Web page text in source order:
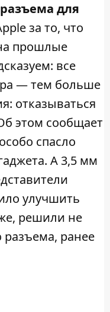
для
за то, что
прошлые
все
— тем больше
отказываться
этом сообщает
спасло
А 3,5 мм
улучшить
решили не
ранее